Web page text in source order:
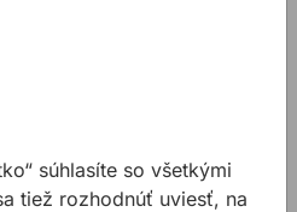
súhlasíte so všetkými
tiež rozhodnúť uviesť, na